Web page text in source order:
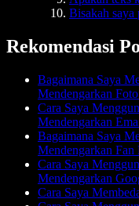
Bisakah
Rekomendasi
Bagaimana Saya
Mendengarkan
Cara Saya
Mendengarkan
Bagaimana Saya
Mendengarkan
Cara Saya
Mendengarkan
Cara Saya